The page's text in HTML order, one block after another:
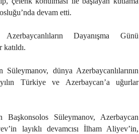
devam etti.
Dayanışma Günü
dünya Azerbaycanlılarının
Türkiye ve Azerbaycan’a uğurlar
Başkonsolos Süleymanov, Azerbaycan
layıklı devamcısı İlham Aliyev’in,